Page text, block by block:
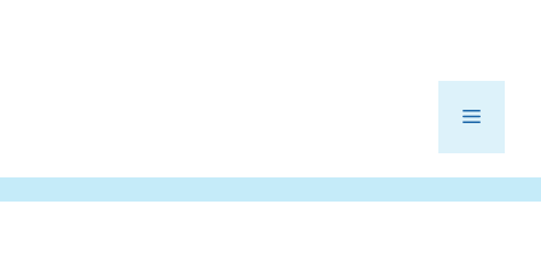
Menú